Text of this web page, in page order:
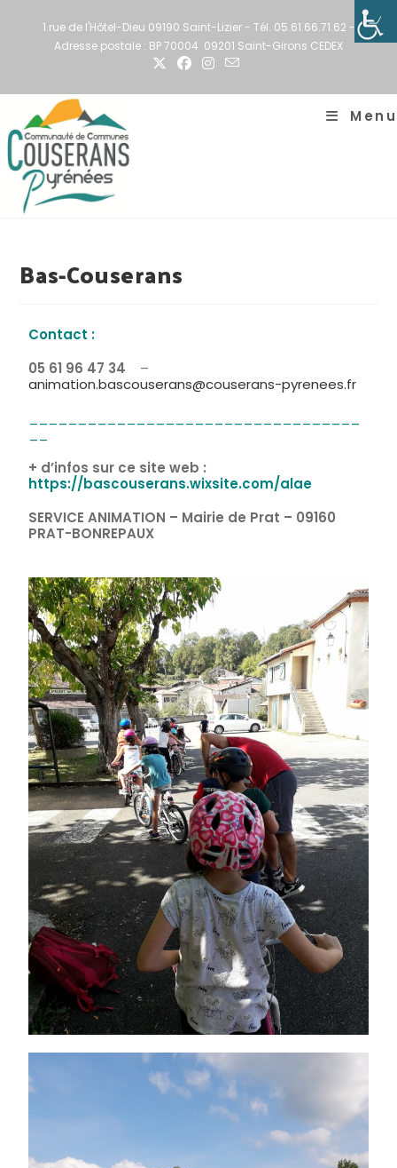
1 rue de l'Hôtel-Dieu 09190 Saint-Lizier - Tél. 05.61.66.71.62 -
Adresse postale : BP 70004 09201 Saint-Girons CEDEX
Menu
Bas-Couserans
Contact :
05 61 96 47 34
–
animation.bascouserans@couserans-pyrenees.fr
+ d’infos sur ce site web :
https://bascouserans.wixsite.com/alae
SERVICE ANIMATION – Mairie de Prat – 09160
PRAT-BONREPAUX